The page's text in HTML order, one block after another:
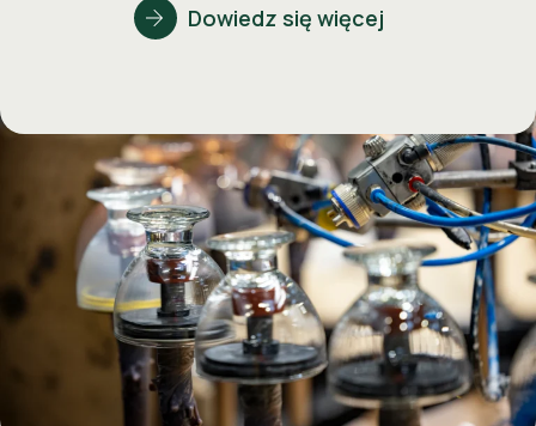
Dowiedz się więcej